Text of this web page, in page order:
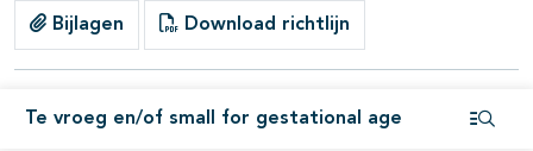
Bijlagen Download richtlijn
Te vroeg en/of small for gestational age